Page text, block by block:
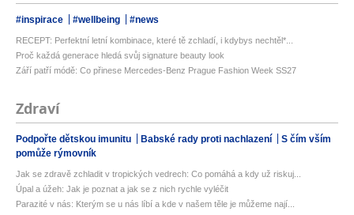
#inspirace #wellbeing #news
RECEPT: Perfektní letní kombinace, které tě zchladí, i kdybys nechtěl*...
Proč každá generace hledá svůj signature beauty look
Září patří módě: Co přinese Mercedes-Benz Prague Fashion Week SS27
Zdraví
Podpořte dětskou imunitu Babské rady proti nachlazení
S čím vším
pomůže rýmovník
Jak se zdravě zchladit v tropických vedrech: Co pomáhá a kdy už riskuj...
Úpal a úžeh: Jak je poznat a jak se z nich rychle vyléčit
Parazité v nás: Kterým se u nás líbí a kde v našem těle je můžeme nají...